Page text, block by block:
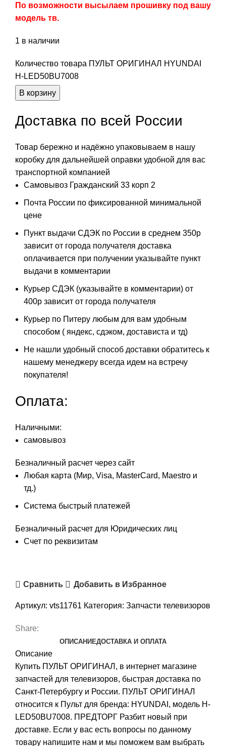
По возможности высылаем прошивку под вашу
модель тв.
1 в наличии
Количество товара ПУЛЬТ ОРИГИНАЛ HYUNDAI
H-LED50BU7008
В корзину
Доставка по всей России
Товар бережно и надёжно упаковываем в нашу
коробку для дальнейшей оправки удобной для вас
транспортной компанией
Самовывоз Гражданский 33 корп 2
Почта России по фиксированной минимальной
цене
Пункт выдачи СДЭК по России в среднем 350р
зависит от города получателя доставка
оплачивается при получении указывайте пункт
выдачи в комментарии
Курьер СДЭК (указывайте в комментарии) от
400р зависит от города получателя
Курьер по Питеру любым для вам удобным
способом ( яндекс, сдэком, достависта и тд)
Не нашли удобный способ доставки обратитесь к
нашему менеджеру всегда идем на встречу
покупателя!
Оплата:
Наличными:
самовывоз
Безналичный расчет через сайт
Любая карта (Мир, Visa, MasterCard, Maestro и
тд.)
Система быстрый платежей
Безналичный расчет для Юридических лиц
Счет по реквизитам
Сравнить Добавить в Избранное
Артикул: vts11761 Категория: Запчасти телевизоров
Share:
ОПИСАНИЕДОСТАВКА И ОПЛАТА
Описание
Купить ПУЛЬТ ОРИГИНАЛ, в интернет магазине
запчастей для телевизоров, быстрая доставка по
Санкт-Петербургу и России. ПУЛЬТ ОРИГИНАЛ
относится к Пульт для бренда: HYUNDAI, модель H-
LED50BU7008. ПРЕДТОРГ Разбит новый при
доставке. Если у вас есть вопросы по данному
товару напишите нам и мы поможем вам выбрать